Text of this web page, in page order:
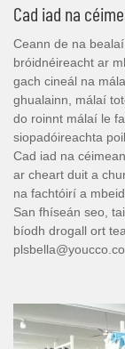
Cad iad na
Ceann de na
bróidnéireacht ar
gach cineál na
ghualainn, málaí
do roinnt málaí le
siopadóireachta
Cad iad na
ar cheart duit a
na fachtóirí a
San fhíseán seo,
bíodh drogall ort